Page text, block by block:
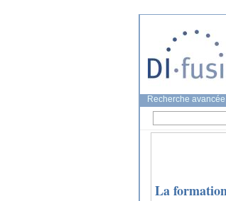
Recherche avancée
La